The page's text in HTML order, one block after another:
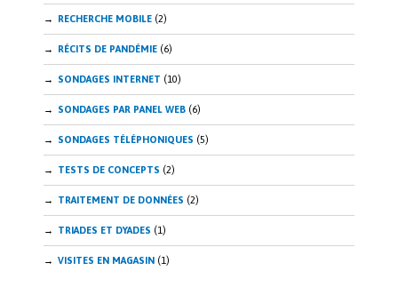
RECHERCHE MOBILE (2)
RÉCITS DE PANDÉMIE (6)
SONDAGES INTERNET (10)
SONDAGES PAR PANEL WEB (6)
SONDAGES TÉLÉPHONIQUES (5)
TESTS DE CONCEPTS (2)
TRAITEMENT DE DONNÉES (2)
TRIADES ET DYADES (1)
VISITES EN MAGASIN (1)